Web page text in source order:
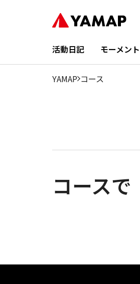
活動日記 モーメント
YAMAP コース
コース